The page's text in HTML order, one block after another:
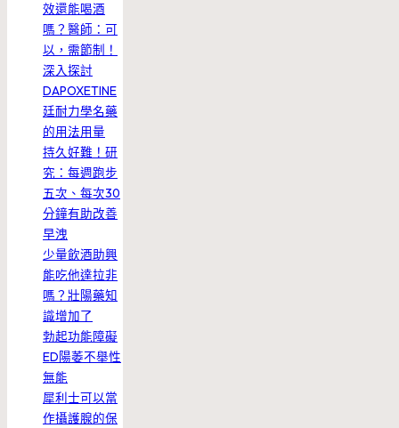
效還能喝酒
嗎？醫師：可
以，需節制！
深入探討
DAPOXETINE
廷耐力學名藥
的用法用量
持久好難！研
究：每週跑步
五次、每次30
分鐘有助改善
早洩
少量飲酒助興
能吃他達拉非
嗎？壯陽藥知
識增加了
勃起功能障礙
ED陽萎不舉性
無能
犀利士可以當
作攝護腺的保